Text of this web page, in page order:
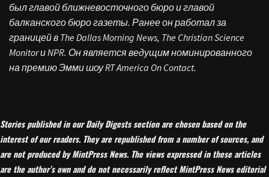
был главой ближневосточного бюро и главой
балканского бюро газеты. Ранее он работал за
границей в The Dallas Morning News, The Christian Science
Monitor и NPR. Он является ведущим номинированного
на премию Эмми шоу RT America On Contact.
Stories published in our Daily Digests section are chosen based on the
interest of our readers. They are republished from a number of sources, and
are not produced by MintPress News. The views expressed in these articles
are the author’s own and do not necessarily reflect MintPress News editorial